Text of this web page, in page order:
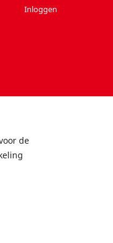
Inloggen
de